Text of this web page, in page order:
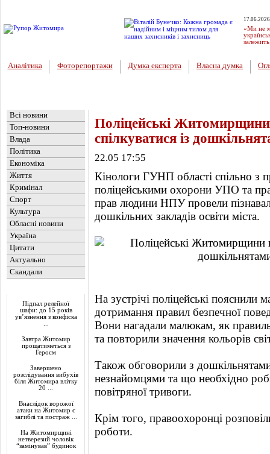
«Ми не
Аналітика Фоторепортажи Думка експерта Власна думка
Всі новини
Топ-новини
Влада
Політика
Економіка
Життя
Кримінал
Спорт
Культура
Обласні новини
Україна
Цитати
Актуально
Скандали
Підпал релейної
шафи: до 15 років
ув’язнення з конфіска
Завтра Житомир
прощатиметься з
Героєм
Завершено
розслідування вибухів
біля Житомира влітку
20 ...
Внаслідок ворожої
атаки на Житомир є
загиблі та постраж ...
На Житомирщині
нетверезий чоловік
“замінував” будинок
Поліцейські
спілкуватися із
22.05 17:55
Кінологи ГУНП області спільно з
поліцейськими охорони УПО та
прав людини НПУ провели
дошкільних закладів освіти міста.
На зустрічі поліцейські пояснили
дотримання правил безпечної
Вони нагадали малюкам, як
та повторили значення кольорів
Також обговорили з
незнайомцями та що необхідно
повітряної тривоги.
Крім того, правоохоронці
роботи.